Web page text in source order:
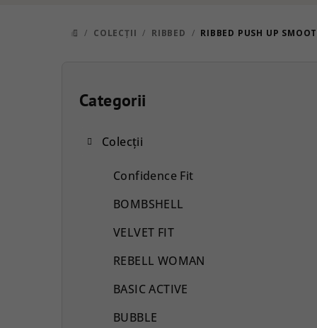
ACASĂ
/ COLECȚII / RIBBED / RIBBED PUSH UP
Sari
Categorii
Colecții
Confidence Fit
BOMBSHELL
VELVET FIT
REBELL WOMAN
BASIC ACTIVE
BUBBLE